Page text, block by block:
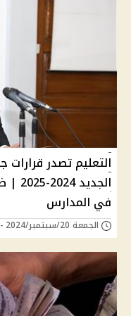
التعليم تصدر
في المدارس
الجمعة 20/سبتمبر/2024 - 08:00 م